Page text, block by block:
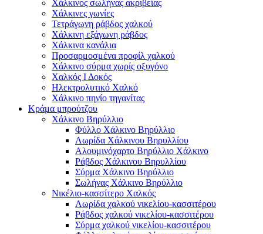
Χάλκινος σωλήνας ακριβείας
Χάλκινες γωνίες
Τετράγωνη ράβδος χαλκού
Χάλκινη εξάγωνη ράβδος
Χάλκινα κανάλια
Προσαρμοσμένα προφίλ χαλκού
Χάλκινο σύρμα χωρίς οξυγόνο
Χαλκός Ι Δοκός
Ηλεκτρολυτικό Χαλκό
Χάλκινο πηνίο τηγανίτας
Κράμα μπρούτζου
Χάλκινο Βηρύλλιο
Φύλλο Χάλκινο Βηρύλλιο
Λωρίδα Χάλκινου Βηρυλλίου
Αλουμινόχαρτο Βηρύλλιο Χάλκινο
Ράβδος Χάλκινου Βηρυλλίου
Σύρμα Χάλκινο Βηρύλλιο
Σωλήνας Χάλκινο Βηρύλλιο
Νικέλιο-κασσίτερο Χαλκός
Λωρίδα χαλκού νικελίου-κασσιτέρου
Ράβδος χαλκού νικελίου-κασσιτέρου
Σύρμα χαλκού νικελίου-κασσιτέρου